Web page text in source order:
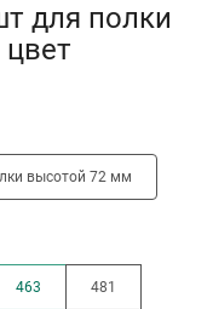
для полки
высотой 72 мм
463 481